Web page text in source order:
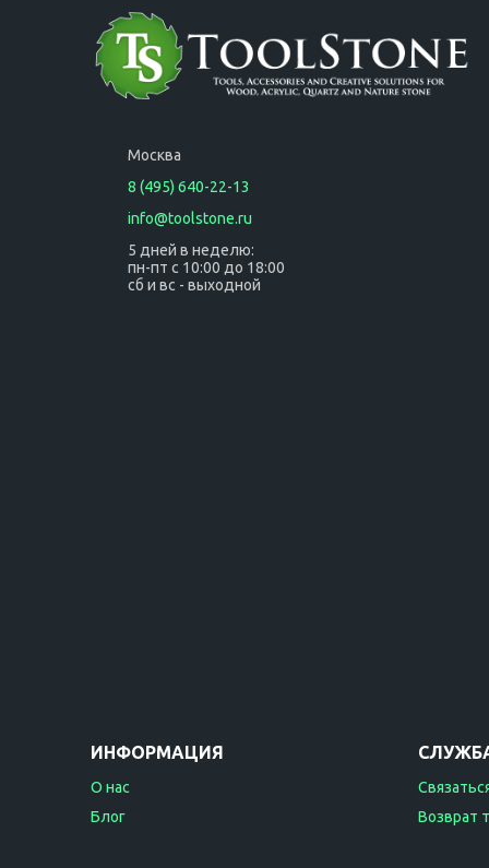
Москва
8 (495) 640-22-13
info@toolstone.ru
5 дней в неделю:
пн-пт с 10:00 до 18:00
сб и вс - выходной
ИНФОРМАЦИЯ
О нас
Блог
Возврат